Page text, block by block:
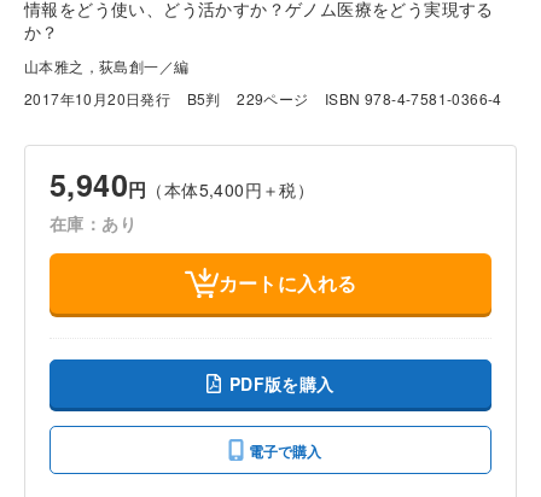
情報をどう使い、どう活かすか？ゲノム医療をどう実現する
か？
山本雅之，荻島創一／編
2017年10月20日発行
B5判 229ページ ISBN 978-4-7581-0366-4
5,940円 （本体5,400円＋税）
在庫：あり
カートに入れる
PDF版を購入
電子で購入